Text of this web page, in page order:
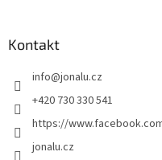
Kontakt
info@jonalu.cz
+420 730 330 541
https://
jonalu.cz